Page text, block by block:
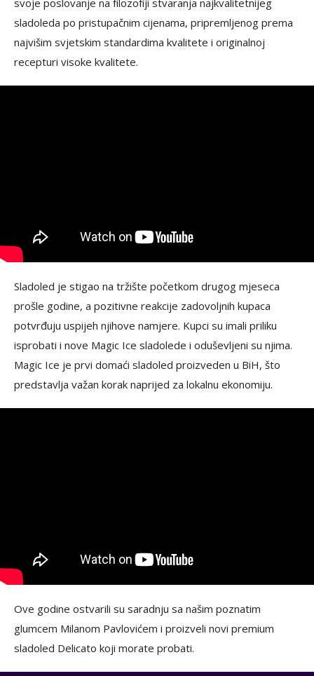
sladoleda po pristupačnim cijenama, pripremljenog prema
najvišim svjetskim standardima kvalitete i originalnoj
recepturi visoke kvalitete.
Sladoled je stigao na tržište početkom drugog mjeseca
prošle godine, a pozitivne reakcije zadovoljnih kupaca
potvrđuju uspijeh njihove namjere. Kupci su imali priliku
isprobati i nove Magic Ice sladolede i oduševljeni su njima.
Magic Ice je prvi domaći sladoled proizveden u BiH, što
predstavlja važan korak naprijed za lokalnu ekonomiju.
Ove godine ostvarili su saradnju sa našim poznatim
glumcem Milanom Pavlovićem i proizveli novi premium
sladoled Delicato koji morate probati.